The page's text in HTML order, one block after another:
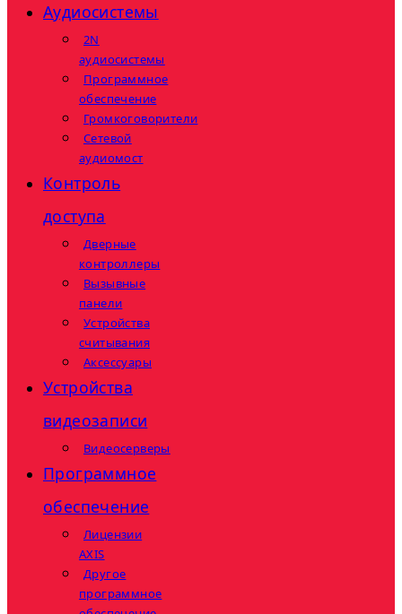
Аудиосистемы
2N
аудиосистемы
Программное
обеспечение
Громкоговорители
Сетевой
аудиомост
Контроль
доступа
Дверные
контроллеры
Вызывные
панели
Устройства
считывания
Аксессуары
Устройства
видеозаписи
Видеосерверы
Программное
обеспечение
Лицензии
AXIS
Другое
программное